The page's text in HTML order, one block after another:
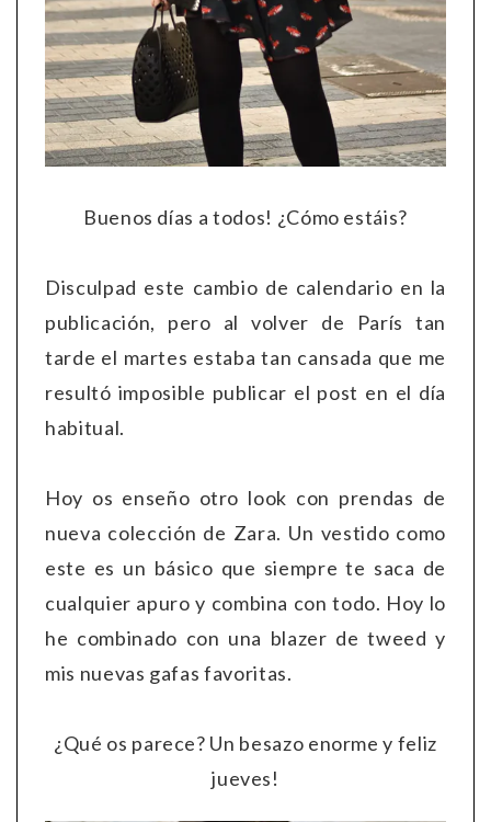
Buenos días a todos! ¿Cómo estáis?
Disculpad este cambio de calendario en la
publicación, pero al volver de París tan
tarde el martes estaba tan cansada que me
resultó imposible publicar el post en el día
habitual.
Hoy os enseño otro look con prendas de
nueva colección de Zara. Un vestido como
este es un básico que siempre te saca de
cualquier apuro y combina con todo. Hoy lo
he combinado con una blazer de tweed y
mis nuevas gafas favoritas.
¿Qué os parece? Un besazo enorme y feliz
jueves!